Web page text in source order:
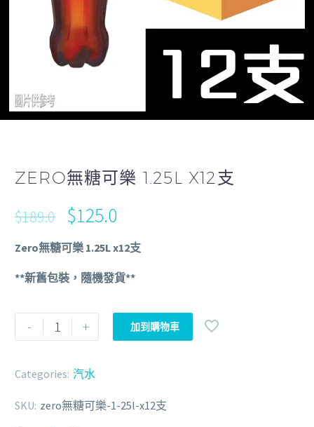
ZERO無糖可樂 1.25L X12支
$189.0 $125.0
Zero無糖可樂 1.25L x12支
**新舊包裝，隨機發貨**
- + 加到購物車
Categories: 汽水
SKU: zero無糖可樂-1-25l-x12支